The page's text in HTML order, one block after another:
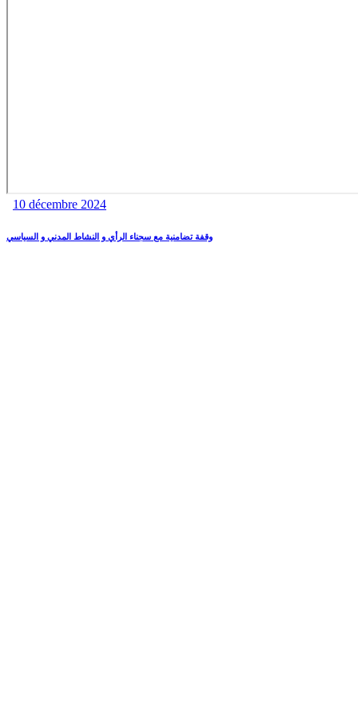
10 décembre 2024
وقفة تضامنية مع سجناء الرأي و النشاط المدني و السياسي